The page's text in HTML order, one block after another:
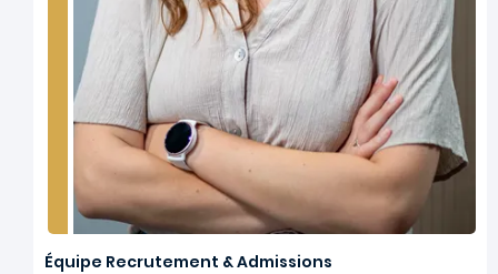
Équipe Recrutement & Admissions